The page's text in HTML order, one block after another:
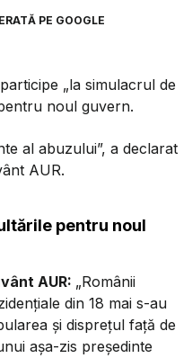
PE GOOGLE
„la simulacrul de
noul guvern.
al abuzului”, a declarat
AUR.
pentru noul
AUR: „Românii
din 18 mai s-au
și disprețul față de
așa-zis președinte